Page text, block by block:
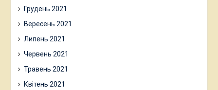
Грудень 2021
Вересень 2021
Липень 2021
Червень 2021
Травень 2021
Квітень 2021